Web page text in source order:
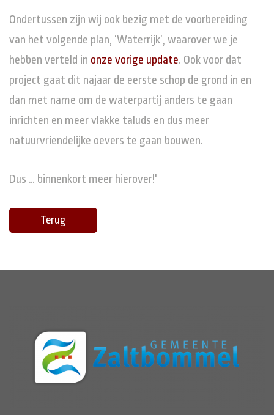
Ondertussen zijn wij ook bezig met de voorbereiding
van het volgende plan, ‘Waterrijk’, waarover we je
hebben verteld in onze vorige update. Ook voor dat
project gaat dit najaar de eerste schop de grond in en
dan met name om de waterpartij anders te gaan
inrichten en meer vlakke taluds en dus meer
natuurvriendelijke oevers te gaan bouwen.
Dus … binnenkort meer hierover!'
Terug